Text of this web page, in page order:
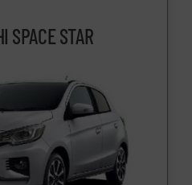
SPACE STAR